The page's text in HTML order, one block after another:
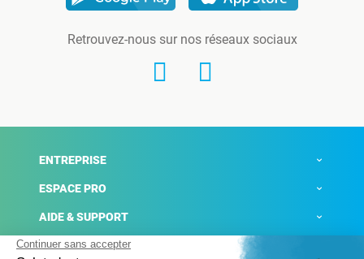
Retrouvez-nous sur nos réseaux sociaux
ENTREPRISE
ESPACE PRO
AIDE & SUPPORT
ACTUALITÉS